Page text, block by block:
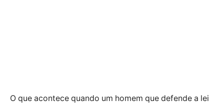
O que acontece quando um homem que defende a lei